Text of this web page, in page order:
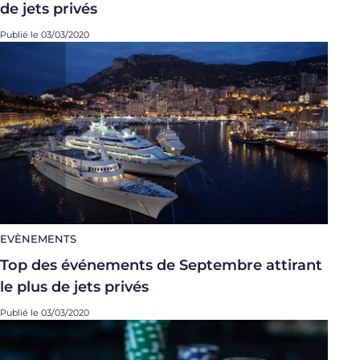
de jets privés
Publié le 03/03/2020
EVÈNEMENTS
Top des événements de Septembre attirant
le plus de jets privés
Publié le 03/03/2020